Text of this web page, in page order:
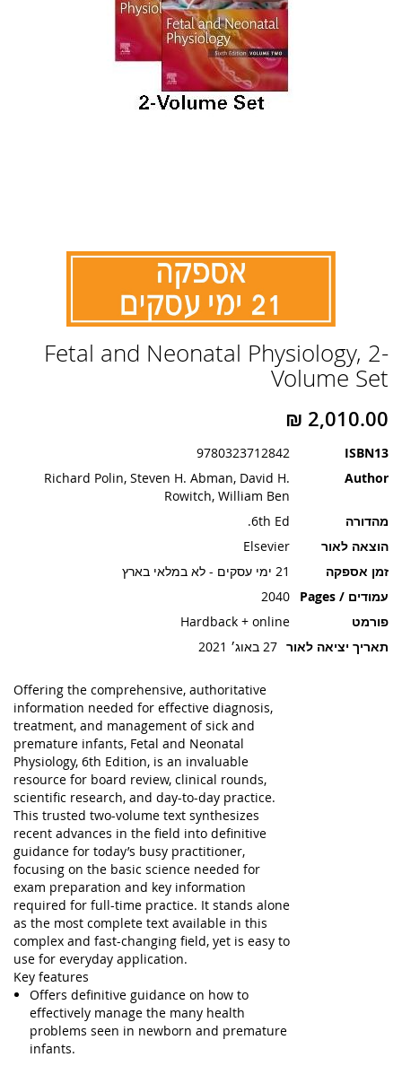
Fetal and Neonatal Physiology, 2-
Volume Set
ISBN13
9780323712842
Author
Richard Polin, Steven H. Abman, David H.
Rowitch, William Ben
מהדורה
6th Ed.
הוצאה לאור
Elsevier
זמן אספקה
21 ימי עסקים - לא במלאי בארץ
עמודים / Pages
2040
פורמט
Hardback + online
תאריך יציאה לאור 27 באוג׳ 2021
Offering the comprehensive, authoritative
information needed for effective diagnosis,
treatment, and management of sick and
premature infants, Fetal and Neonatal
Physiology, 6th Edition, is an invaluable
resource for board review, clinical rounds,
scientific research, and day-to-day practice.
This trusted two-volume text synthesizes
recent advances in the field into definitive
guidance for today’s busy practitioner,
focusing on the basic science needed for
exam preparation and key information
required for full-time practice. It stands alone
as the most complete text available in this
complex and fast-changing field, yet is easy to
use for everyday application.
Key features
Offers definitive guidance on how to
effectively manage the many health
problems seen in newborn and premature
infants.
להתחלה
של
גלריית